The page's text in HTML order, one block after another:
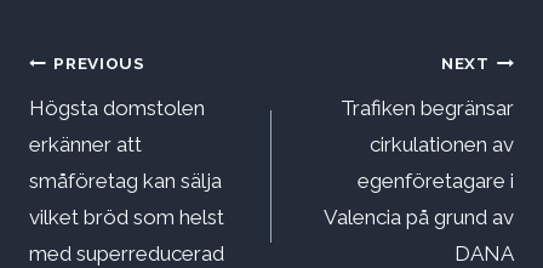
Inläggsnavigering
PREVIOUS
Högsta domstolen
erkänner att
småföretag kan sälja
vilket bröd som helst
med superreducerad
NEXT
Trafiken begränsar
cirkulationen av
egenföretagare i
Valencia på grund av
DANA